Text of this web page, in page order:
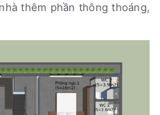
thêm phần thông thoáng,